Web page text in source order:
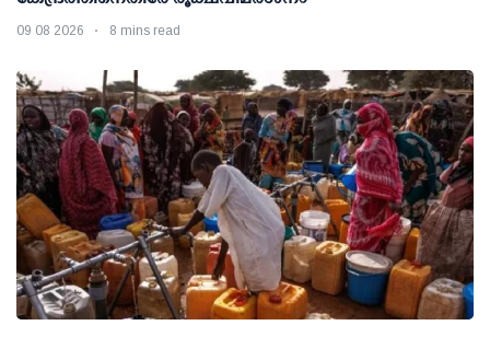
09 08 2026 8 mins read